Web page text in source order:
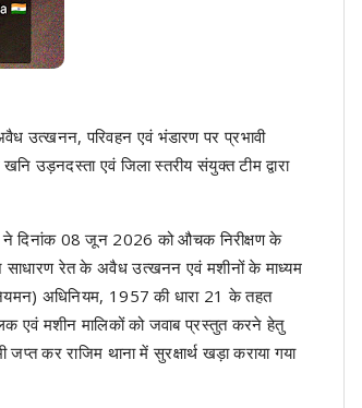
उत्खनन, परिवहन एवं भंडारण पर प्रभावी
उड़नदस्ता एवं जिला स्तरीय संयुक्त टीम द्वारा
ने दिनांक 08 जून 2026 को औचक निरीक्षण के
साधारण रेत के अवैध उत्खनन एवं मशीनों के माध्यम
अधिनियम, 1957 की धारा 21 के तहत
एवं मशीन मालिकों को जवाब प्रस्तुत करने हेतु
कर राजिम थाना में सुरक्षार्थ खड़ा कराया गया